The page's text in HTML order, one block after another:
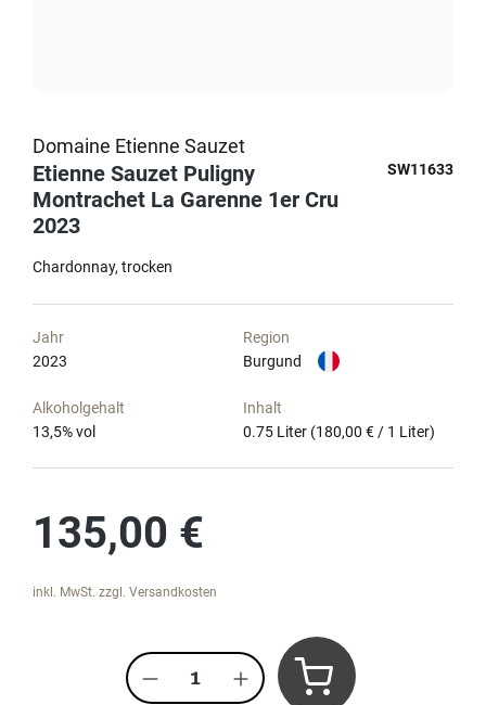
Domaine Etienne Sauzet
Etienne Sauzet Puligny
Montrachet La Garenne 1er Cru
2023
SW11633
Chardonnay trocken
Jahr
2023
Region
Burgund
Alkoholgehalt
13,5% vol
Inhalt
0.75 Liter (180,00 € / 1 Liter)
135,00 €
inkl. MwSt. zzgl. Versandkosten
Produkt Anzahl: Gib den